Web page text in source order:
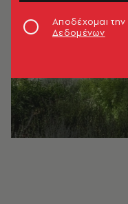
Αποδέχομαι την
Δεδομένων